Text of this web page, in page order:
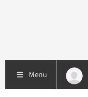
Menu